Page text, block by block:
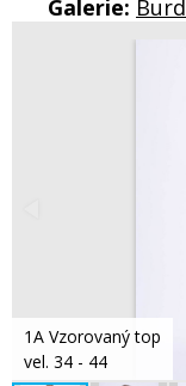
Galerie:
1A Vzorovaný top
vel. 34 - 44